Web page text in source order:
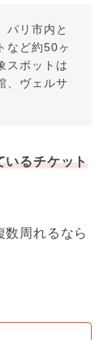
パリ市内と
など約50ヶ
スポットは
、ヴェルサ
いるチケット
数周れるなら